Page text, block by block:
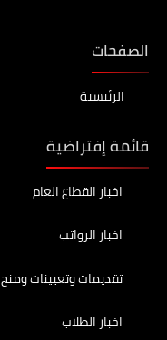
الصفحات
الرئيسية
قائمة إفتراضية
اخبار القطاع العام
اخبار الرواتب
تقديمات وتعيينات ومنح
اخبار الطلاب